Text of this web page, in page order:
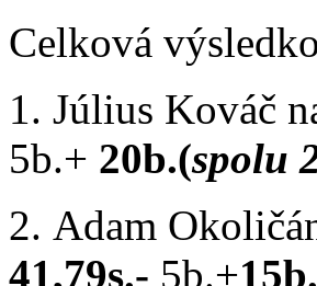
Celková
1. Július Kováč
5b.+ 20b.(spolu
2. Adam
41,79s.- 5b.+15b.